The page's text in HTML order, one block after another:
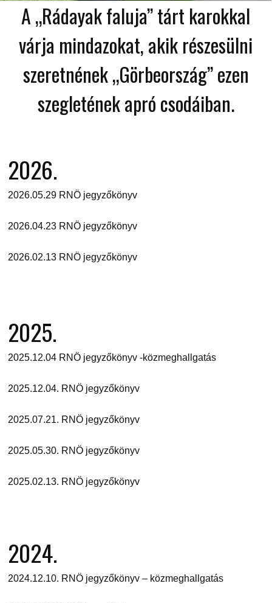
A „Rádayak faluja” tárt karokkal
várja mindazokat, akik részesülni
szeretnének „Görbeország” ezen
szegletének apró csodáiban.
2026.
2026.05.29 RNÖ jegyzőkönyv
2026.04.23 RNÖ jegyzőkönyv
2026.02.13 RNÖ jegyzőkönyv
2025.
2025.12.04 RNÖ jegyzőkönyv -közmeghallgatás
2025.12.04. RNÖ jegyzőkönyv
2025.07.21. RNÖ jegyzőkönyv
2025.05.30. RNÖ jegyzőkönyv
2025.02.13. RNÖ jegyzőkönyv
2024.
2024.12.10. RNÖ jegyzőkönyv – közmeghallgatás